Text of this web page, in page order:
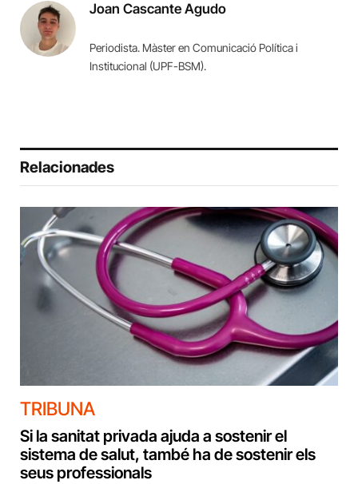
Joan Cascante Agudo
Periodista. Màster en Comunicació Política i
Institucional (UPF-BSM).
Relacionades
TRIBUNA
Si la sanitat privada ajuda a sostenir el
sistema de salut, també ha de sostenir els
seus professionals